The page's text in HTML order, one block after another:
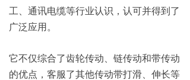
工、通讯电缆等行业认识，认可并得到了
广泛应用 。
它不仅综合了齿轮传动、链传动和带传动
的优点，客服了其他传动带打滑、伸长等